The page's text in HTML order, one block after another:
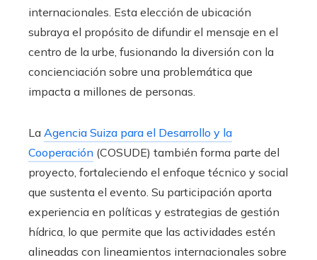
internacionales. Esta elección de ubicación
subraya el propósito de difundir el mensaje en el
centro de la urbe, fusionando la diversión con la
concienciación sobre una problemática que
impacta a millones de personas.
La Agencia Suiza para el Desarrollo y la
Cooperación (COSUDE) también forma parte del
proyecto, fortaleciendo el enfoque técnico y social
que sustenta el evento. Su participación aporta
experiencia en políticas y estrategias de gestión
hídrica, lo que permite que las actividades estén
alineadas con lineamientos internacionales sobre